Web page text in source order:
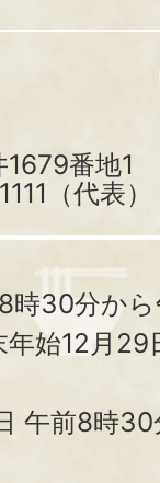
番地1
（代表）
時30分か
始12月
午前8時